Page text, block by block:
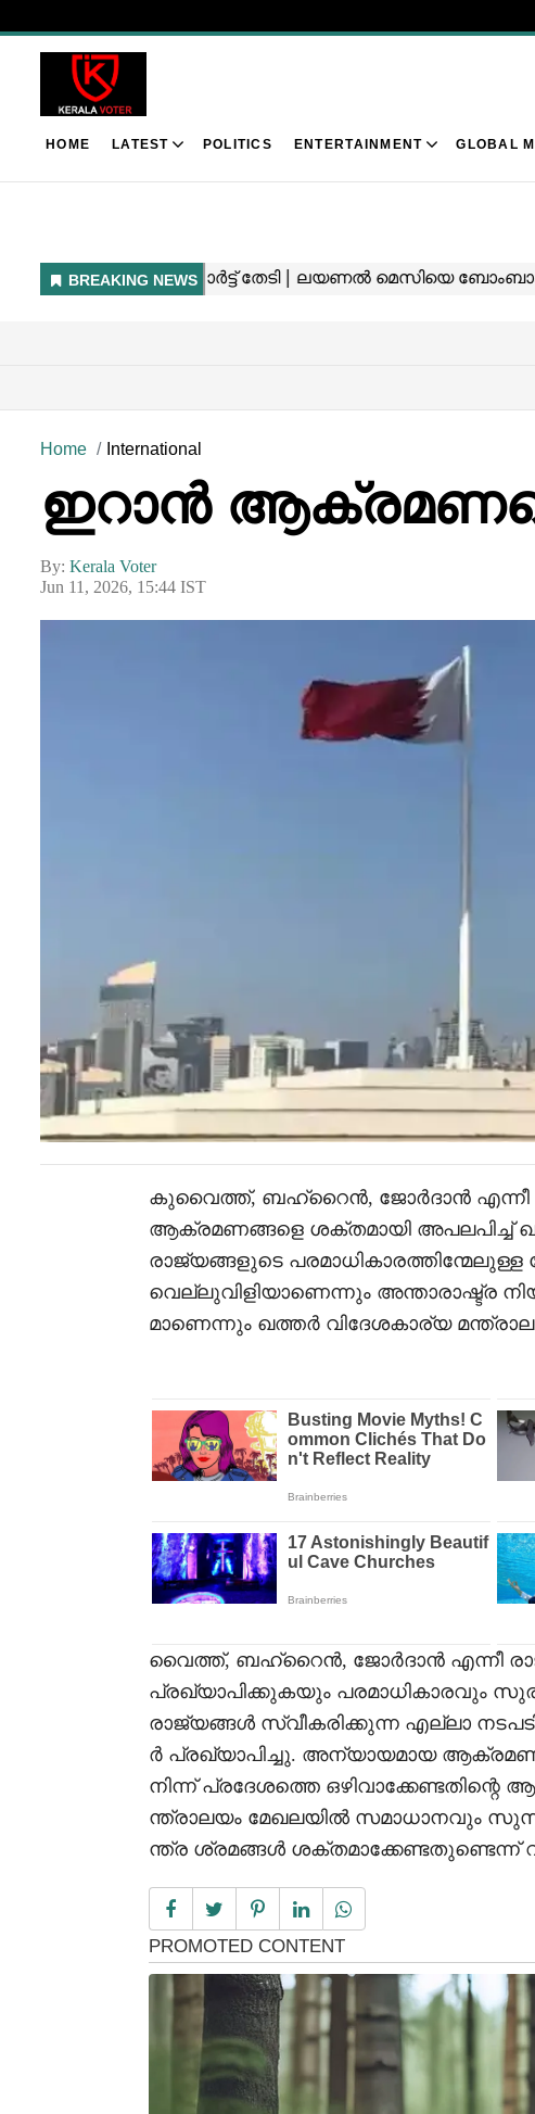
HOME LATEST POLITICS ENTERTAINMENT GLOBAL
Home International
ഇറാൻ
By: Kerala Voter
Jun 11, 2026, 15:44 IST
കുവൈത്ത്, ബഹ്‌റൈൻ, ജോർദാൻ എന്നീ
ആക്രമണങ്ങളെ ശക്തമായി അപലപിച്ച്
രാജ്യങ്ങളുടെ പരമാധികാരത്തിന്മേലുള്ള
വെല്ലുവിളിയാണെന്നും അന്താരാഷ്ട്ര
മാണെന്നും ഖത്തർ വിദേശകാര്യ
വൈത്ത്, ബഹ്‌റൈൻ, ജോർദാൻ എന്നീ
പ്രഖ്യാപിക്കുകയും പരമാധികാരവും
രാജ്യങ്ങൾ സ്വീകരിക്കുന്ന എല്ലാ
ർ പ്രഖ്യാപിച്ചു. അന്യായമായ
നിന്ന് പ്രദേശത്തെ
ന്ത്രാലയം മേഖലയിൽ സമാധാനവും
ന്ത്ര ശ്രമങ്ങൾ ശക്തമാക്കേണ്ടതുണ്ടെന്ന്